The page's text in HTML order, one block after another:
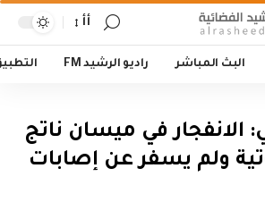
أأ
البث المباشر راديو الرشيد FM
الانفجار في ميسان ناتج
ولم يسفر عن إصابات